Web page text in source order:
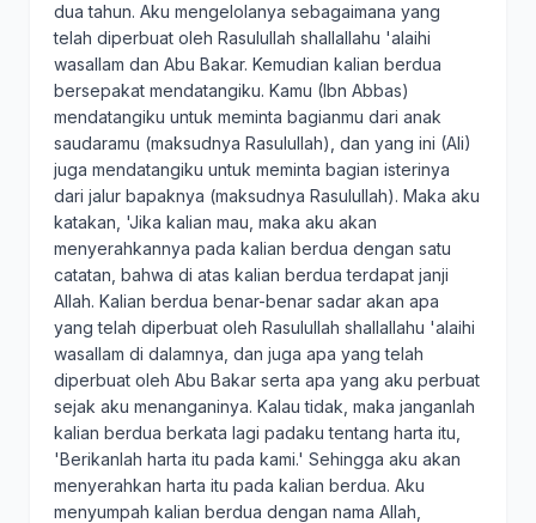
dua tahun. Aku mengelolanya sebagaimana yang
telah diperbuat oleh Rasulullah shallallahu 'alaihi
wasallam dan Abu Bakar. Kemudian kalian berdua
bersepakat mendatangiku. Kamu (Ibn Abbas)
mendatangiku untuk meminta bagianmu dari anak
saudaramu (maksudnya Rasulullah), dan yang ini (Ali)
juga mendatangiku untuk meminta bagian isterinya
dari jalur bapaknya (maksudnya Rasulullah). Maka aku
katakan, 'Jika kalian mau, maka aku akan
menyerahkannya pada kalian berdua dengan satu
catatan, bahwa di atas kalian berdua terdapat janji
Allah. Kalian berdua benar-benar sadar akan apa
yang telah diperbuat oleh Rasulullah shallallahu 'alaihi
wasallam di dalamnya, dan juga apa yang telah
diperbuat oleh Abu Bakar serta apa yang aku perbuat
sejak aku menanganinya. Kalau tidak, maka janganlah
kalian berdua berkata lagi padaku tentang harta itu,
'Berikanlah harta itu pada kami.' Sehingga aku akan
menyerahkan harta itu pada kalian berdua. Aku
menyumpah kalian berdua dengan nama Allah,